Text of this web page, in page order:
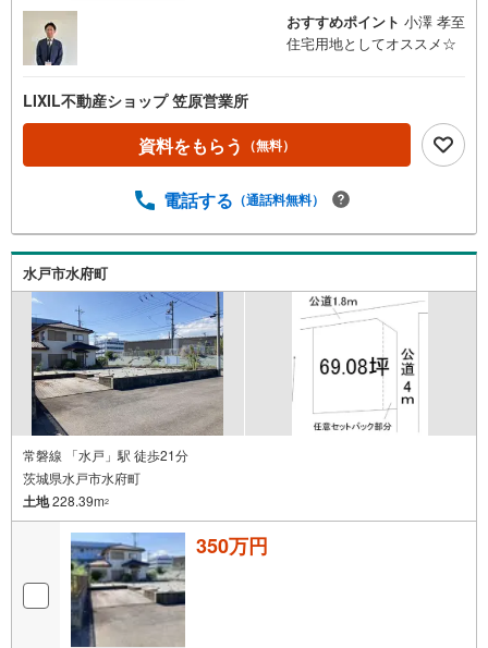
おすすめポイント 小澤 孝至
住宅用地としてオススメ☆
LIXIL不動産ショップ 笠原営業所
資料をもらう （無料）
電話する （通話料無料）
水戸市水府町
常磐線 「水戸」駅 徒歩21分
茨城県水戸市水府町
土地228.39m2
350万円